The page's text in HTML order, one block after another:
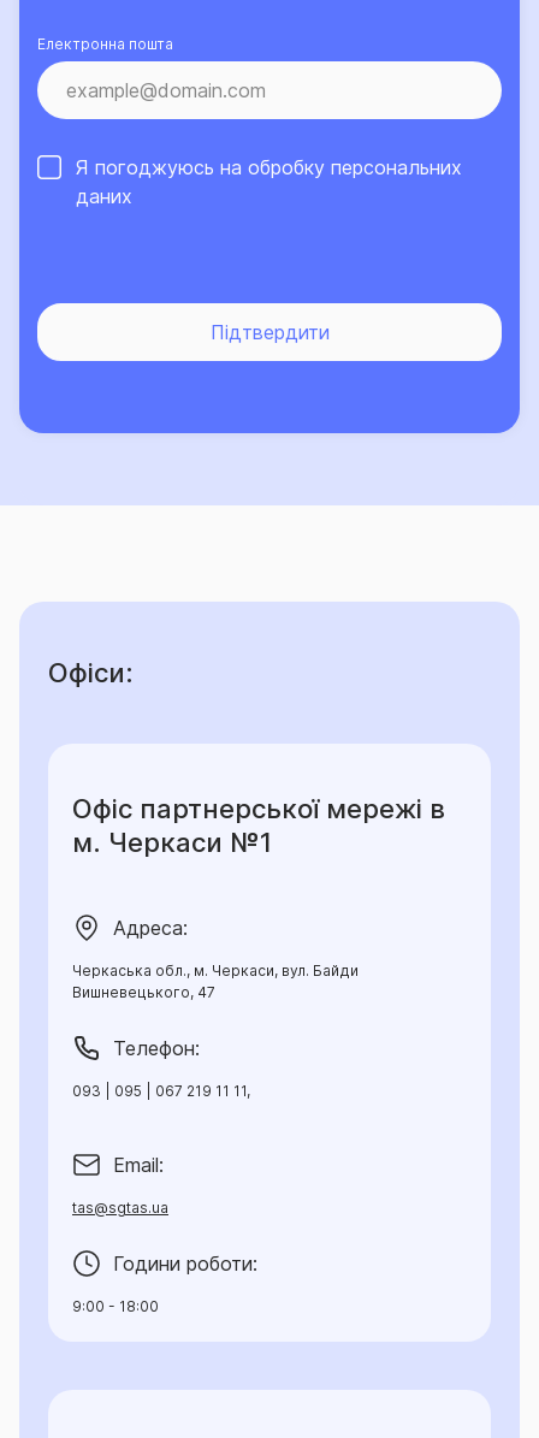
Електронна пошта
Я погоджуюсь на обробку персональних
даних
Підтвердити
Офіси:
Офіс партнерської мережі в
м. Черкаси №1
Адреса:
Черкаська обл., м. Черкаси, вул. Байди
Вишневецького, 47
Телефон:
093 | 095 | 067 219 11 11,
Email:
tas@sgtas.ua
Години роботи:
9:00 - 18:00